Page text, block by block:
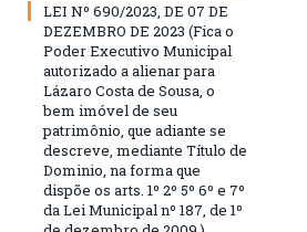
LEI Nº 690/2023, DE 07 DE
DEZEMBRO DE 2023 (Fica o
Poder Executivo Municipal
autorizado a alienar para
Lázaro Costa de Sousa, o
bem imóvel de seu
patrimônio, que adiante se
descreve, mediante Título de
Dominio, na forma que
dispõe os arts. 1º 2º 5º 6º e 7º
da Lei Municipal nº 187, de 1º